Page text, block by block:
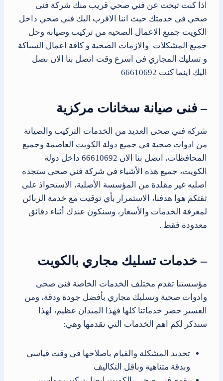
اذا كنت تبحث عن فني صحي قريب منك شركة فنى
صحي فى خدمتك حيث اننا الاقرب اليك فني صحي داخل
الكويت جميع الاعمال الصحيه من تركيب وصيانة وحل
جميع المشكلات والازمات الصحية و كافة اعمال السباكة
و تسليك المجاري فى اسرع وقت اتصل بنا الان نصل
اليك اينما كنت 66610692
– فنى صيانة سخانات مركزية
شركة فني صحى العديد من الخدمات التركيب والصيانة
من ادوات صحية في جميع دولة الكويت العاصمة وجميع
المحافظات، اتصل بنا الان 66610692 داخل دولة
الكويت، جميع هذه الأشياء في شركة فني صحى ستجده
اصليه غير مقلدة من المؤسسة الأصلية، الاستحواذ على
ثقتكم هوا هدفنا، الاستمرار بأي توقيت مع خدمة الزبائن
لمعرفة الخدمات والأسعار، وسنكون عندك أثناء دقائق
معدودة فقط .
– خدمات تسليك مجاري بالكويت
مؤسستنا تقدم مختلف الخدمات الخاصة فنى صحى
وادوات صحية وتسليك مجاري بأفضل جودة ودقة، ومن
العسير حصر خدماتنا كلها فهذا الميدان عظيم، لهذا
سنذكر لكم اهم الخدمات التي نقدمها وهي:
تحديد المشكلة والقيام باصلاحها فى وقت قياسى
وبدقة متناهية وباقل التكاليف